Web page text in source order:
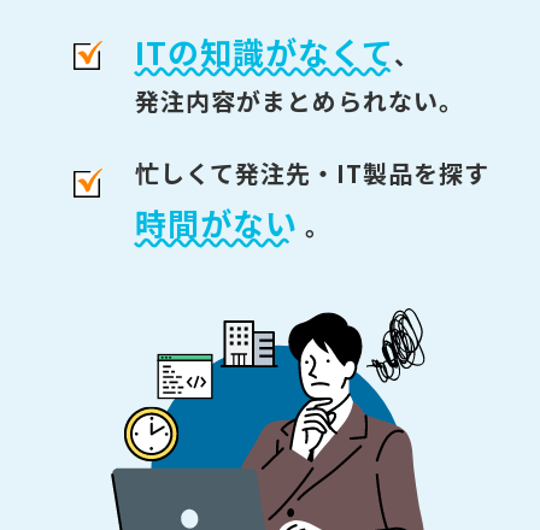
ITの知識がなくて、
発注内容がまとめられない。
忙しくて発注先・IT製品を探す
時間がない 。